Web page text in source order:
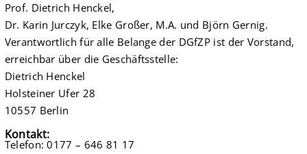
Prof. Dietrich Henckel,
Dr. Karin Jurczyk, Elke Großer, M.A. und Björn Gernig.
Verantwortlich für alle Belange der DGfZP ist der Vorstand,
erreichbar über die Geschäftsstelle:
Dietrich Henckel
Holsteiner Ufer 28
10557 Berlin
Kontakt:
Telefon: 0177 – 646 81 17